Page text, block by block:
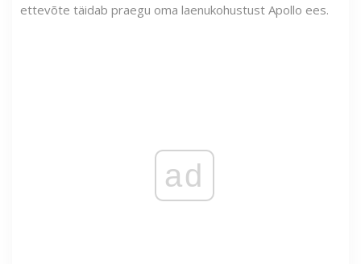
ettevõte täidab praegu oma laenukohustust Apollo ees.
ad